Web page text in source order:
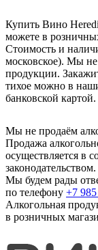
Купить Вино
можете в
Стоимость и
московское). Мы не
продукции.
тихое можно в
банковской картой.
Мы не продаём
Продажа
осуществляется в
законодательством.
Мы будем рады
по телефону +7
Алкогольная
в розничных